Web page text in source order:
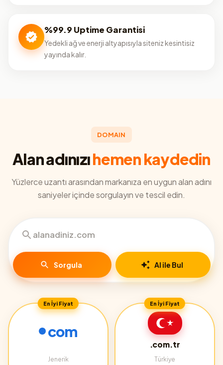
%99.9 Uptime Garantisi
Yedekli ağ ve enerji altyapısıyla siteniz kesintisiz
yayında kalır.
DOMAIN
Alan adınızıhemen kaydedin
Yüzlerce uzantı arasından markanıza en uygun alan adını
saniyeler içinde sorgulayın ve tescil edin.
Sorgula AI ile Bul
En İyi Fiyat
com
Jenerik
En İyi Fiyat
.com.tr
Türkiye